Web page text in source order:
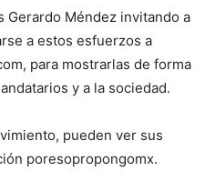
Gerardo Méndez invitando a
a estos esfuerzos a
para mostrarlas de forma
y a la sociedad.
pueden ver sus
poresopropongomx.